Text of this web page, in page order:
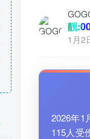
靓
1月2
2026年1
115人受